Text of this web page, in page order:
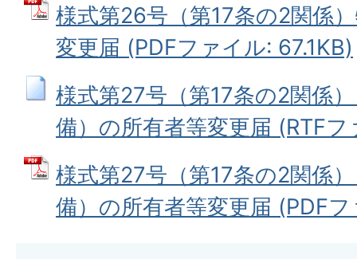
様式第26号（第17条の2関係
変更届 (PDFファイル: 67.1KB)
様式第27号（第17条の2関係
備）の所有者等変更届 (RTF
様式第27号（第17条の2関係
備）の所有者等変更届 (PDF